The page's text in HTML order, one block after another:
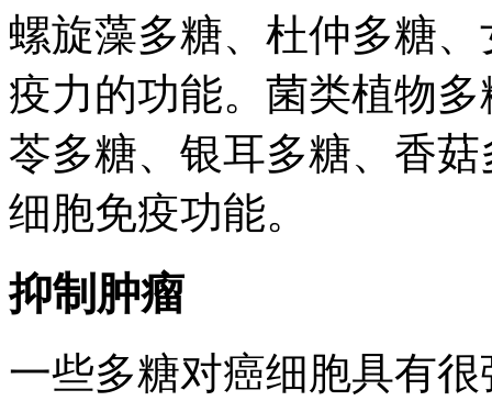
螺旋藻多糖、杜仲多糖
疫力的功能。菌类植物
苓多糖、银耳多糖、香
细胞免疫功能。
抑制肿瘤
一些多糖对癌细胞具有